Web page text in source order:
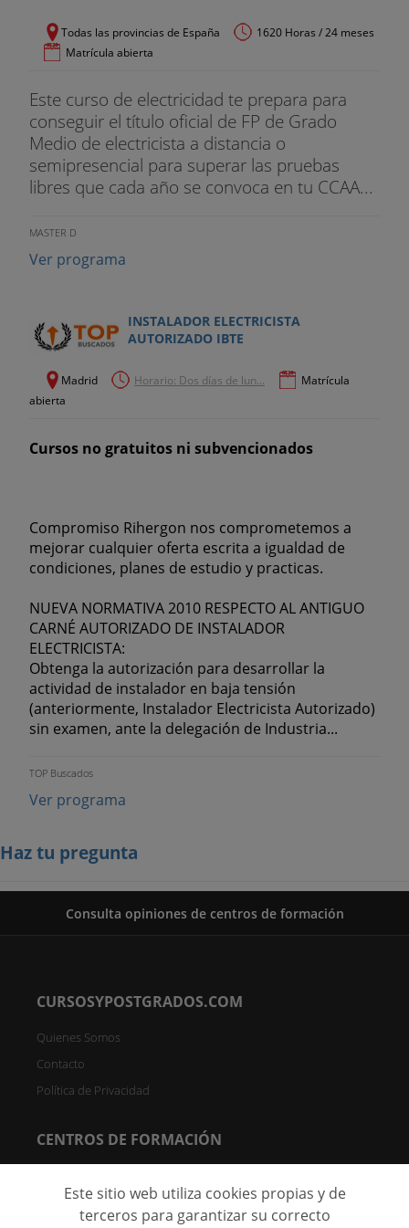
Todas las provincias de España
1620 Horas / 24 meses
Matrícula abierta
Este curso de electricidad te prepara para
conseguir el título oficial de FP de Grado
Medio de electricista a distancia o
semipresencial para superar las pruebas
libres que cada año se convoca en tu CCAA...
MASTER D
Ver programa
INSTALADOR ELECTRICISTA
AUTORIZADO IBTE
Madrid Horario: Dos días de lun...
Matrícula
abierta
Cursos no gratuitos ni subvencionados
Compromiso Rihergon nos comprometemos a
mejorar cualquier oferta escrita a igualdad de
condiciones, planes de estudio y practicas.
NUEVA NORMATIVA 2010 RESPECTO AL ANTIGUO
CARNÉ AUTORIZADO DE INSTALADOR
ELECTRICISTA:
Obtenga la autorización para desarrollar la
actividad de instalador en baja tensión
(anteriormente, Instalador Electricista Autorizado)
sin examen, ante la delegación de Industria...
TOP Buscados
Ver programa
Haz tu pregunta
Consulta opiniones de centros de formación
CURSOSYPOSTGRADOS.COM
Quienes Somos
Contacto
Política de Privacidad
CENTROS DE FORMACIÓN
Registrar Centro (FREE)
Este sitio web utiliza cookies propias y de
terceros para garantizar su correcto